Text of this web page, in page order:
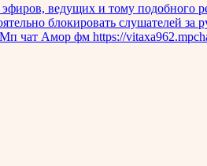
ведущих и тому
блокировать слушателей
Амор фм https://